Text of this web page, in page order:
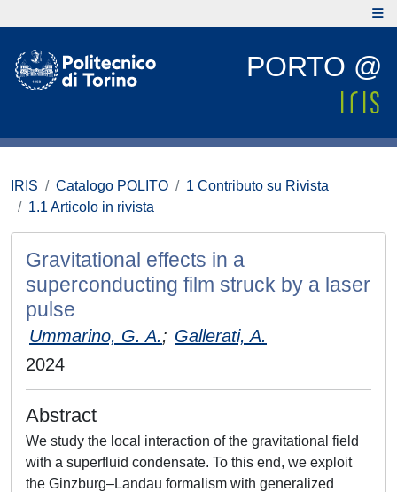
PORTO @
IRIS Catalogo POLITO
1 Contributo su Rivista
1.1 Articolo in rivista
Gravitational effects in a
superconducting film struck by a laser
pulse
Ummarino, G. A.; Gallerati, A.
2024
Abstract
We study the local interaction of the gravitational field
with a superfluid condensate. To this end, we exploit
the Ginzburg–Landau formalism with generalized